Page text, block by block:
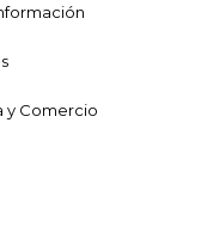
y Comercio